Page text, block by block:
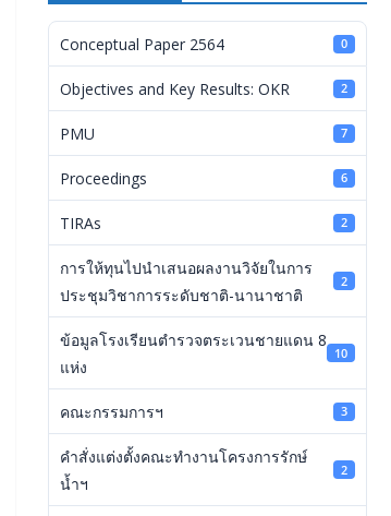
Conceptual Paper 2564 0
Objectives and Key Results: OKR 2
PMU 7
Proceedings 6
TIRAs 2
การให้ทุนไปนำเสนอผลงานวิจัยในการ
ประชุมวิชาการระดับชาติ-นานาชาติ
2
ข้อมูลโรงเรียนตำรวจตระเวนชายแดน 8
แห่ง
10
คณะกรรมการฯ 3
คำสั่งแต่งตั้งคณะทำงานโครงการรักษ์
น้ำฯ
2